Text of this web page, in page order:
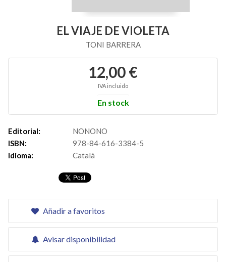
EL VIAJE DE VIOLETA
TONI BARRERA
12,00 €
IVA incluido
En stock
Editorial:
NONONO
ISBN:
978-84-616-3384-5
Idioma:
Català
Añadir a favoritos
Avisar disponibilidad